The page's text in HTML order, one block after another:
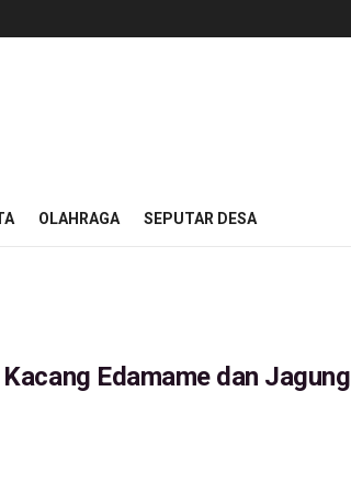
OLAHRAGA SEPUTAR DESA
Edamame dan Jagung